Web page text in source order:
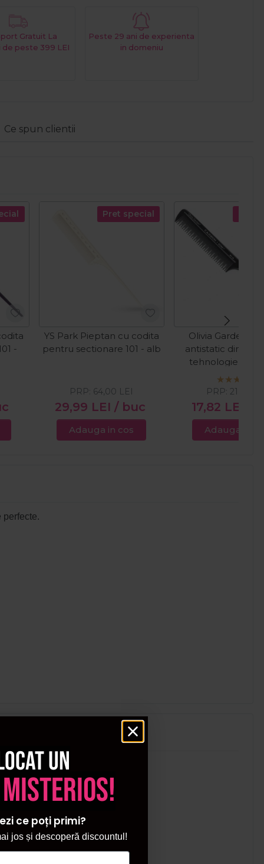
Gratuit La
de peste 399 LEI
Peste 29 ani de experienta
in domeniu
Ce spun clientii
-
Pret special
YS Park Pieptan cu codita
pentru sectionare 101 - alb
29,99 LEI / buc
PRP: 64,00 LEI
Adauga in cos
Olivia Garden
antistatic din
tehnologie
17,82 LEI
PRP: 21,00
Adauga in
perfecte.
un
ce poți primi?
jos și descoperă discountul!